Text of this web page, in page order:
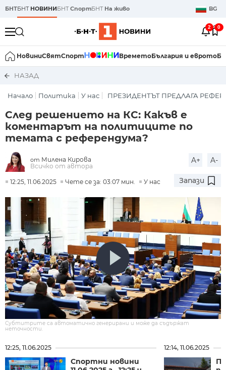
БНТБНТ НОВИНИБНТСпортБНТ На живо BG
2 0
НовиниСвятСпорт ВреметоБългария и еврото
НАЗАД
Начало Политика У нас ПРЕЗИДЕНТЪТ ПРЕДЛАГА
След решението на КС: Какъв е
коментарът на политиците по
темата с референдума?
от Милена Кирова
Всичко от автора
A+ A-
12:25, 11.06.2025 Чете се за: 03:07 мин. У нас Запази
Субтитрите са автоматично генерирани и може да съдържат
неточности.
12:25, 11.06.2025
Спортни новини
12:14, 11.06.2025